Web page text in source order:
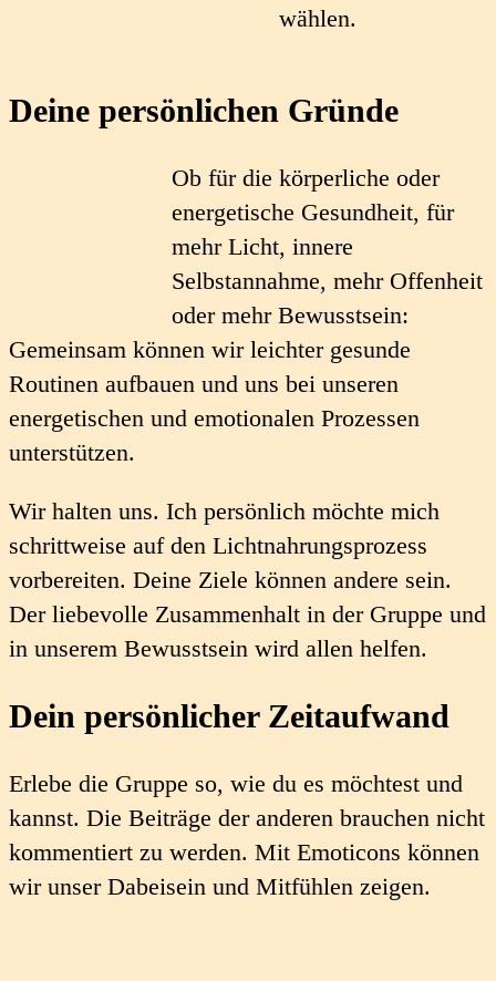
wählen.
Deine persönlichen Gründe
Ob für die körperliche oder
energetische Gesundheit, für
mehr Licht, innere
Selbstannahme, mehr Offenheit
oder mehr Bewusstsein:
Gemeinsam können wir leichter gesunde
Routinen aufbauen und uns bei unseren
energetischen und emotionalen Prozessen
unterstützen.
Wir halten uns. Ich persönlich möchte mich
schrittweise auf den Lichtnahrungsprozess
vorbereiten. Deine Ziele können andere sein.
Der liebevolle Zusammenhalt in der Gruppe und
in unserem Bewusstsein wird allen helfen.
Dein persönlicher Zeitaufwand
Erlebe die Gruppe so, wie du es möchtest und
kannst. Die Beiträge der anderen brauchen nicht
kommentiert zu werden. Mit Emoticons können
wir unser Dabeisein und Mitfühlen zeigen.